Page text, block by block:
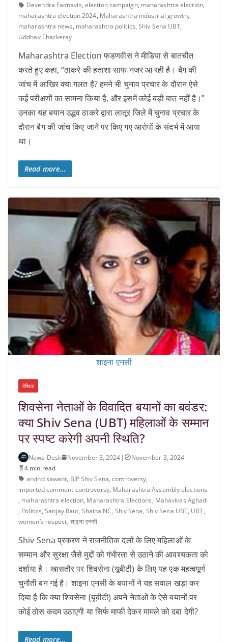
Devendra Fadnavis, election campaign, maharashtra election,
maharashtra election 2024, Maharashtra industrial growth,
maharashtra news, maharashtra politics,Shiv Sena UBT,
Uddhav Thackeray
Maharashtra Election फडणवीस ने मीडिया से बातचीत
करते हुए कहा, “ठाकरे की हताशा साफ नजर आ रही है। बैग की
जांच में आखिर क्या गलत है? हमने भी चुनाव प्रचार के दौरान ऐसे
कई परीक्षणों का सामना किया है, और इसमें कोई बड़ी बात नहीं है।”
उनका यह बयान उद्धव ठाकरे द्वारा लातूर जिले में चुनाव प्रचार के
दौरान बैग की जांच किए जाने पर किए गए आरोपों के संदर्भ में आया
था।
Read more...
शाइना एनसी
वैश्विक
शिवसेना नेताओं के विवादित बयानों का बवंडर:
क्या Shiv Sena (UBT) महिलाओं के सम्मान
पर स्पष्ट करेगी अपनी स्थिति?
News-Desk November 3, 2024 |
November 3, 2024
4 min read
arvind sawant, BJP Shiv Sena,controversy,
imported comment controversy, Maharashtra Assembly elections
, maharashtra election, Maharashtra Elections, Mahavikas Aghadi
, Politics,Sanjay Raut, Shaina NC, Shiv Sena, Shiv Sena UBT, UBT,
women’s respect, शाइना एनसी
Shiv Sena प्रकरण ने राजनीतिक दलों के लिए महिलाओं के
सम्मान और सुरक्षा जैसे मुद्दों को गंभीरता से उठाने की आवश्यकता को
दर्शाया है। खासतौर पर शिवसेना (यूबीटी) के लिए यह एक महत्वपूर्ण
चुनौती बन गई है। शाइना एनसी के बयानों ने यह सवाल खड़ा कर
दिया है कि क्या शिवसेना (यूबीटी) अपने नेताओं के ऐसे बयानों पर
कोई ठोस कदम उठाएगी या सिर्फ माफी देकर मामले को दबा देगी?
Read more...